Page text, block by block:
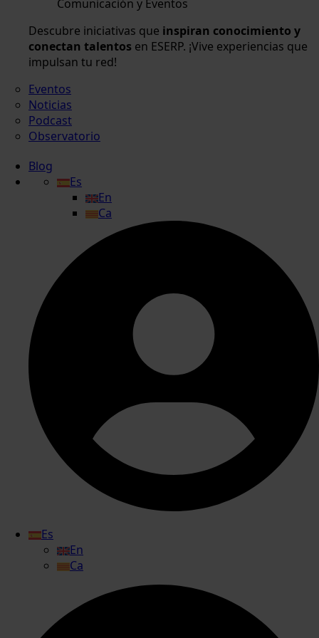
Comunicación y Eventos
Descubre iniciativas que inspiran conocimiento y
conectan talentos en ESERP. ¡Vive experiencias que
impulsan tu red!
Eventos
Noticias
Podcast
Observatorio
Blog
Es
En
Ca
Es
En
Ca